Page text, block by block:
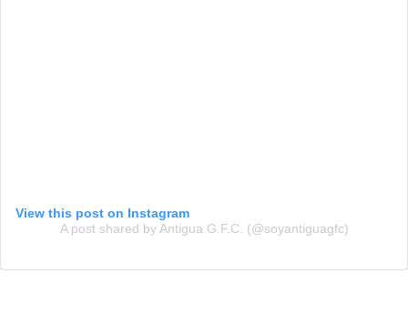
View this post on Instagram
A post shared by Antigua G.F.C. (@soyantiguagfc)